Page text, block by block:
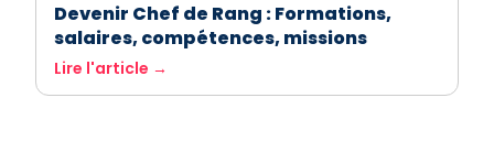
Devenir Chef de Rang : Formations,
salaires, compétences, missions
Lire l'article →